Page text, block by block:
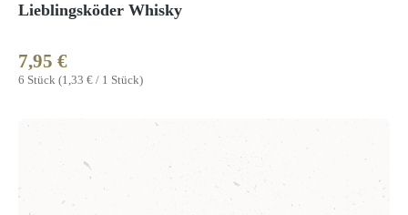
Lieblingsköder Whisky
6 Stück (1,33 € / 1 Stück)
Regulärer Preis:
7,95 €